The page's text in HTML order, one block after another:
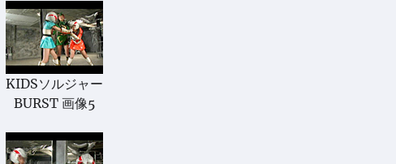
KIDSソルジャー
BURST 画像5